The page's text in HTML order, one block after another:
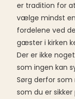
er tradition for
vælge mindst
fordelene ved
gæster i kirken
Der er ikke
som ingen kan
Sørg derfor
som du er